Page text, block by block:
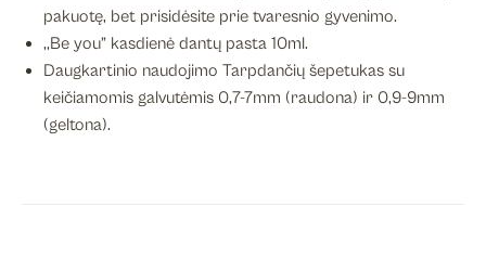
pakuotę, bet prisidėsite prie tvaresnio gyvenimo.
,,Be you” kasdienė dantų pasta 10ml.
Daugkartinio naudojimo Tarpdančių šepetukas su
keičiamomis galvutėmis 0,7-7mm (raudona) ir 0,9-9mm
(geltona).